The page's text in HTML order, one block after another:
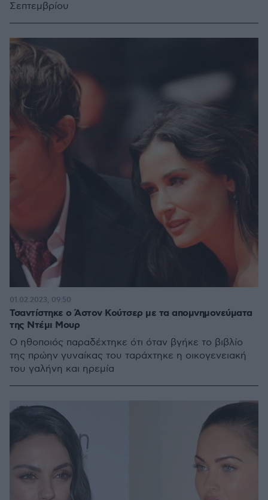
Σεπτεμβρίου
Τσαντίστηκε ο Άστον Κούτσερ με τα απομνημονεύματα
της Ντέμι Μουρ
Ο ηθοποιός παραδέχτηκε ότι όταν βγήκε το βιβλίο
της πρώην γυναίκας του ταράχτηκε η οικογενειακή
του γαλήνη και ηρεμία
01.02.2023, 09:50